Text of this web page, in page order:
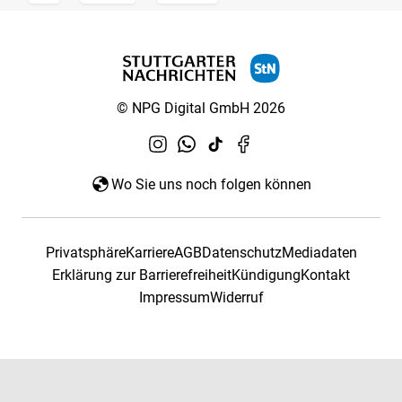
© NPG Digital GmbH 2026
Wo Sie uns noch folgen können
PrivatsphäreKarriereAGBDatenschutzMediadaten
Erklärung zur BarrierefreiheitKündigungKontakt
ImpressumWiderruf